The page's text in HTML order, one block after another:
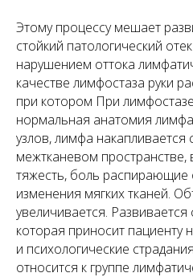
Этому процессу мешает
стойкий патологический
нарушением оттока
качестве лимфостаза руки
при котором При
нормальная анатомия
узлов, лимфа накапливается
межтканевом пространстве,
тяжесть, боль распирающие
изменения мягких тканей.
увеличивается.
которая приносит пациенту
и психологические
относится к группе